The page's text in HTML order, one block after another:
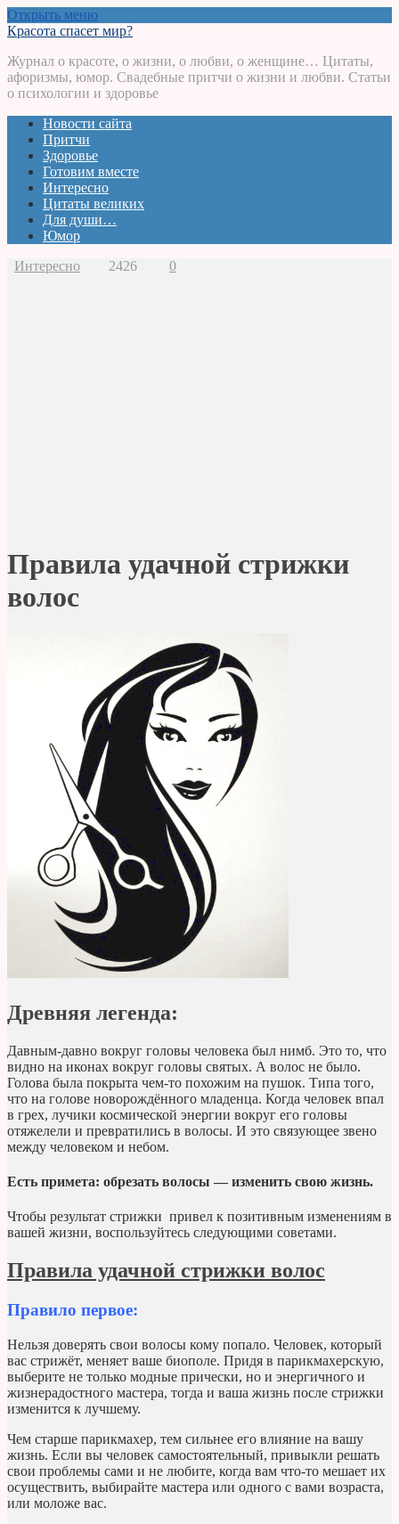
Открыть меню
Красота спасет мир?
Журнал о красоте, о жизни, о любви, о женщине… Цитаты,
афоризмы, юмор. Свадебные притчи о жизни и любви. Статьи
о психологии и здоровье
Новости сайта
Притчи
Здоровье
Готовим вместе
Интересно
Цитаты великих
Для души…
Юмор
Интересно
2426 0
Правила удачной стрижки
волос
Древняя легенда:
Давным-давно вокруг головы человека был нимб. Это то, что
видно на иконах вокруг головы святых. А волос не было.
Голова была покрыта чем-то похожим на пушок. Типа того,
что на голове новорождённого младенца. Когда человек впал
в грех, лучики космической энергии вокруг его головы
отяжелели и превратились в волосы. И это связующее звено
между человеком и небом.
Есть примета: обрезать волосы — изменить свою жизнь.
Чтобы результат стрижки привел к позитивным изменениям в
вашей жизни, воспользуйтесь следующими советами.
Правила удачной стрижки волос
Правило первое:
Нельзя доверять свои волосы кому попало. Человек, который
вас стрижёт, меняет ваше биополе. Придя в парикмахерскую,
выберите не только модные прически, но и энергичного и
жизнерадостного мастера, тогда и ваша жизнь после стрижки
изменится к лучшему.
Чем старше парикмахер, тем сильнее его влияние на вашу
жизнь. Если вы человек самостоятельный, привыкли решать
свои проблемы сами и не любите, когда вам что-то мешает их
осуществить, выбирайте мастера или одного с вами возраста,
или моложе вас.